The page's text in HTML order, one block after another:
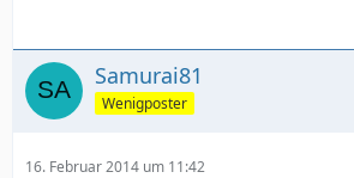
Samurai81
Wenigposter
16. Februar 2014 um 11:42